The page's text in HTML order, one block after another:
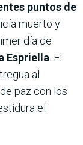
puntos de
muerto y
día de
Espriella. El
al
paz con los
el